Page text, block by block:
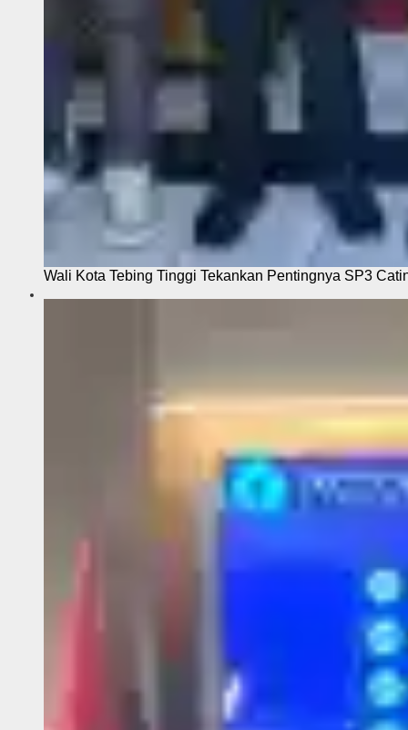
Wali Kota Tebing Tinggi Tekankan Pentingnya SP3